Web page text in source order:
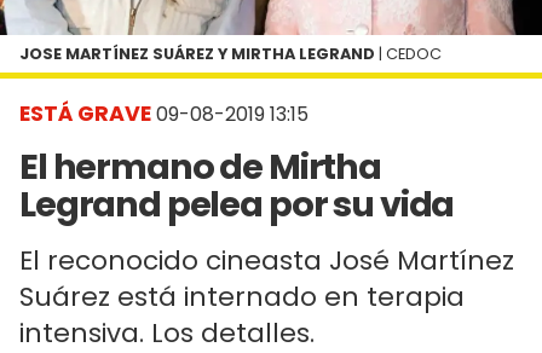
ESTÁ GRAVE09-08-2019 13:15
El hermano de Mirtha
Legrand pelea por su vida
El reconocido cineasta José Martínez
Suárez está internado en terapia
intensiva. Los detalles.
JOSE MARTÍNEZ SUÁREZ Y MIRTHA LEGRAND | CEDOC